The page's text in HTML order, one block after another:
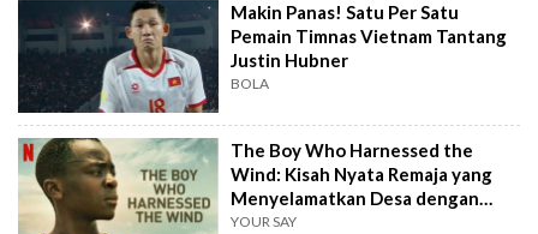
Makin Panas! Satu Per Satu
Pemain Timnas Vietnam Tantang
Justin Hubner
BOLA
The Boy Who Harnessed the
Wind: Kisah Nyata Remaja yang
Menyelamatkan Desa dengan
Kincir Angin
YOUR SAY